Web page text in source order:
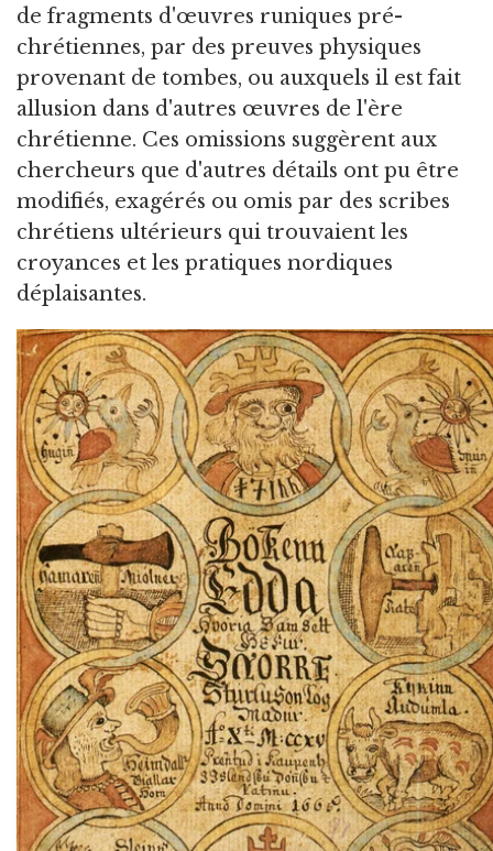
de fragments d'œuvres runiques pré-
chrétiennes, par des preuves physiques
provenant de tombes, ou auxquels il est fait
allusion dans d'autres œuvres de l'ère
chrétienne. Ces omissions suggèrent aux
chercheurs que d'autres détails ont pu être
modifiés, exagérés ou omis par des scribes
chrétiens ultérieurs qui trouvaient les
croyances et les pratiques nordiques
déplaisantes.